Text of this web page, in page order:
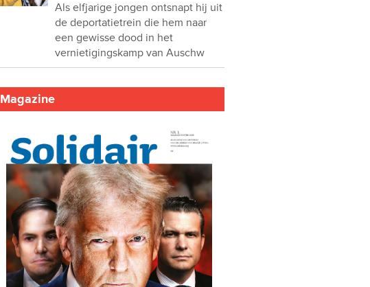
Als elfjarige jongen ontsnapt hij uit
de deportatietrein die hem naar
een gewisse dood in het
vernietigingskamp van Auschw
Magazine